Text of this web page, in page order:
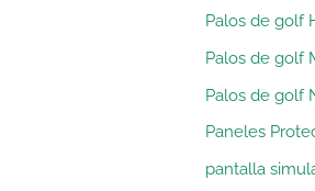
Palos de golf
Palos de golf
Palos de golf
Paneles
pantalla